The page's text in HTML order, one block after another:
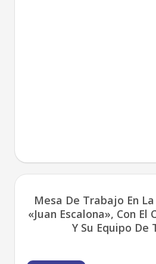
Mesa De Trabajo En
«Juan Escalona», Con El
Y Su Equipo De